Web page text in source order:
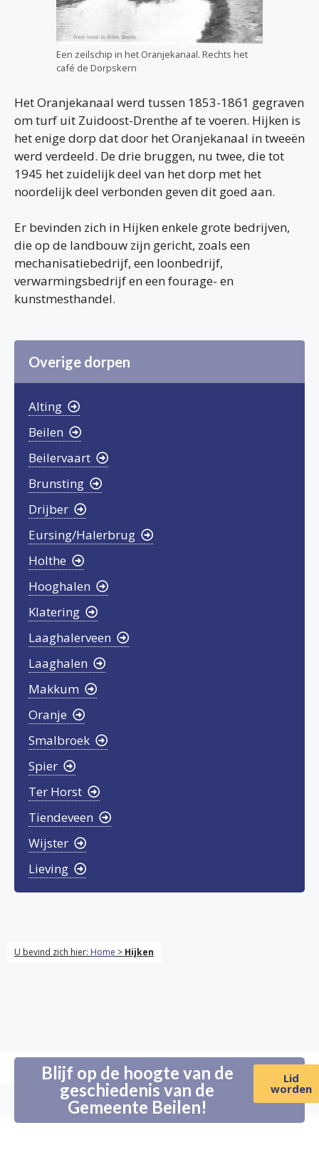
Een zeilschip in het Oranjekanaal. Rechts het
café de Dorpskern
Het Oranjekanaal werd tussen 1853-1861 gegraven
om turf uit Zuidoost-Drenthe af te voeren. Hijken is
het enige dorp dat door het Oranjekanaal in tweeën
werd verdeeld. De drie bruggen, nu twee, die tot
1945 het zuidelijk deel van het dorp met het
noordelijk deel verbonden geven dit goed aan.
Er bevinden zich in Hijken enkele grote bedrijven,
die op de landbouw zijn gericht, zoals een
mechanisatiebedrijf, een loonbedrijf,
verwarmingsbedrijf en een fourage- en
kunstmesthandel.
Overige dorpen
Alting
Beilen
Beilervaart
Brunsting
Drijber
Eursing/Halerbrug
Holthe
Hooghalen
Klatering
Laaghalerveen
Laaghalen
Makkum
Oranje
Smalbroek
Spier
Ter Horst
Tiendeveen
Wijster
Lieving
U bevind zich hier: Home > Hijken
Blijf op de hoogte van de
geschiedenis van de
Gemeente Beilen!
Lid
worden